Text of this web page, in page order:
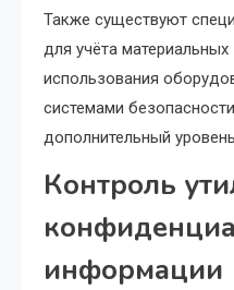
Также существуют
для учёта
использования
системами
дополнительный
Контроль
информации